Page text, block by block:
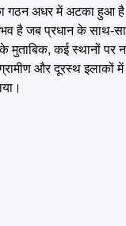
का गठन अधर में अटका हुआ
है जब प्रधान के
मुताबिक, कई स्थानों पर
और दूरस्थ इलाकों में